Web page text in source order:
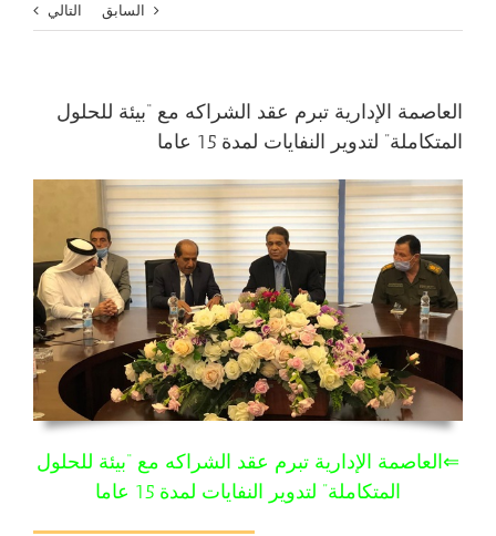
السابق التالي
العاصمة الإدارية تبرم عقد الشراكه مع “بيئة للحلول
المتكاملة” لتدوير النفايات لمدة 15 عاما
⇐العاصمة الإدارية تبرم عقد الشراكه مع “بيئة للحلول
المتكاملة” لتدوير النفايات لمدة 15 عاما